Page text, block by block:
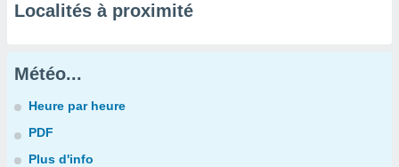
Localités à proximité
Météo...
Heure par heure
PDF
Plus d'info